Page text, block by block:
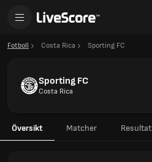
Fotboll Costa Rica Sporting FC
Sporting FC
Costa Rica
Översikt Matcher Resultat